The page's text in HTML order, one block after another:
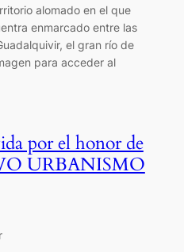
alomado en el que
enmarcado entre las
el gran río de
para acceder al
por el honor de
URBANISMO